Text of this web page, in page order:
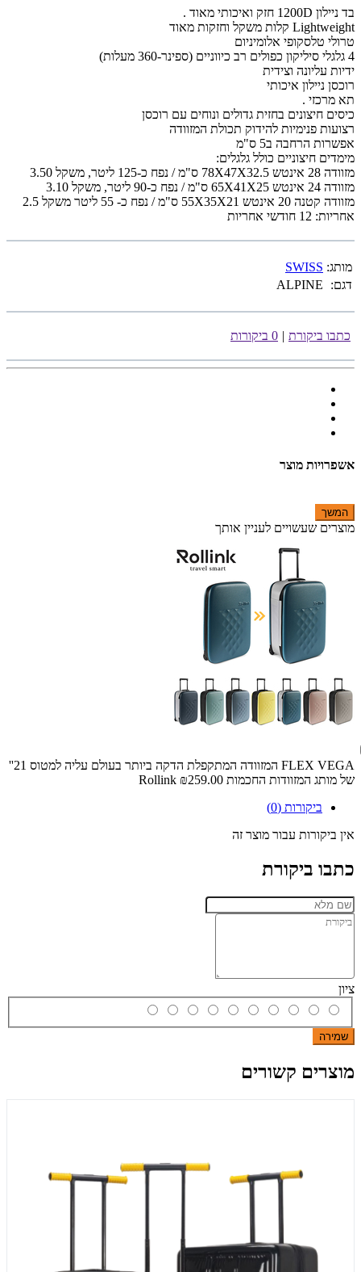
בד ניילון 1200D חזק ואיכותי מאוד .
Lightweight קלות משקל וחזקות מאוד
טרולי טלסקופי אלומיניום
4 גלגלי סיליקון כפולים רב כיווניים (ספינר-360 מעלות)
ידיות עליונה וצידית
רוכסן ניילון איכותי
תא מרכזי .
כיסים חיצונים בחזית גדולים ונוחים עם רוכסן
רצועות פנימיות להידוק תכולת המזוודה
אפשרות הרחבה ב5 ס"מ
מימדים חיצוניים כולל גלגלים:
מזוודה 28 אינטש 78X47X32.5 ס"מ / נפח כ-125 ליטר, משקל 3.50
מזוודה 24 אינטש 65X41X25 ס"מ / נפח כ-90 ליטר, משקל 3.10
מזוודה קטנה 20 אינטש 55X35X21 ס"מ / נפח כ- 55 ליטר משקל 2.5
אחריות: 12 חודשי אחריות
מותג: SWISS
דגם:
ALPINE
כתבו ביקורת | 0 ביקורות
אשפרויות מוצר
המשך
מוצרים שעשויים לעניין אותך
FLEX VEGA המזוודה המתקפלת הדקה ביותר בעולם עליה למטוס 21''
של מותג המזוודות החכמות Rollink ₪259.00
ביקורות (0)
אין ביקורות עבור מוצר זה
כתבו ביקורת
ציון
שמירה
מוצרים קשורים